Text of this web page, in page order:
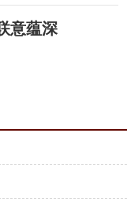
意蕴深